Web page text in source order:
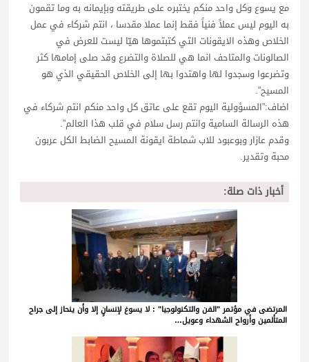
مع يسوع وكل واحد منكم يختبره على طريقته وبإيمانه به وما تقمون
به اليوم ليس عملاً فنياً فقط إنما عملا مقدسا ، انتم شركاء في عمل
الخلاص وهذه الايقونات التي كتبتموها هيّا ليست للعرض في
الصالونات والمتاحف انما هي للصلاة والتضرع وقد صلى إمامها كثر
وتضرعوا وسجدوا لها واهتدوا بها إلى الخلاص الحقيقي الذي هو
المسيح”.
اضاف:”المسؤولية اليوم تقع على عاتق كل واحد منكم انتم شركاء في
هذه الرسالة السامية وانتم رسل سلام في قلب هذا العالم”.
وقدم عازار وبوعبود للاب شماطة ايقونة المسيح الضابط الكل عربون
محبة وتقدير.
أخبار ذات صلة:
المرتضى في مؤتمر "الفن والتكنولوجيا" : لا يسوغ لإنسانٍ إلا وأن ينحاز إلى جراح
المتألمين وأرواح الشهداء وعويل…